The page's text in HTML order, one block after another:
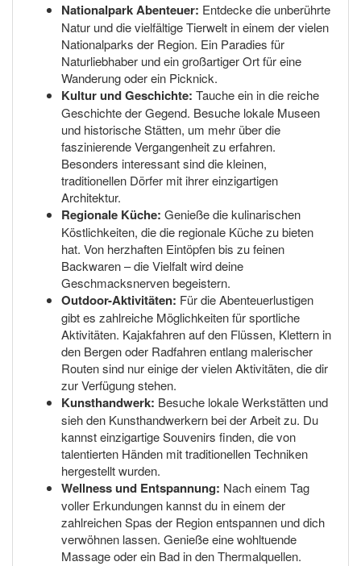
Nationalpark Abenteuer: Entdecke die unberührte
Natur und die vielfältige Tierwelt in einem der vielen
Nationalparks der Region. Ein Paradies für
Naturliebhaber und ein großartiger Ort für eine
Wanderung oder ein Picknick.
Kultur und Geschichte: Tauche ein in die reiche
Geschichte der Gegend. Besuche lokale Museen
und historische Stätten, um mehr über die
faszinierende Vergangenheit zu erfahren.
Besonders interessant sind die kleinen,
traditionellen Dörfer mit ihrer einzigartigen
Architektur.
Regionale Küche: Genieße die kulinarischen
Köstlichkeiten, die die regionale Küche zu bieten
hat. Von herzhaften Eintöpfen bis zu feinen
Backwaren – die Vielfalt wird deine
Geschmacksnerven begeistern.
Outdoor-Aktivitäten: Für die Abenteuerlustigen
gibt es zahlreiche Möglichkeiten für sportliche
Aktivitäten. Kajakfahren auf den Flüssen, Klettern in
den Bergen oder Radfahren entlang malerischer
Routen sind nur einige der vielen Aktivitäten, die dir
zur Verfügung stehen.
Kunsthandwerk: Besuche lokale Werkstätten und
sieh den Kunsthandwerkern bei der Arbeit zu. Du
kannst einzigartige Souvenirs finden, die von
talentierten Händen mit traditionellen Techniken
hergestellt wurden.
Wellness und Entspannung: Nach einem Tag
voller Erkundungen kannst du in einem der
zahlreichen Spas der Region entspannen und dich
verwöhnen lassen. Genieße eine wohltuende
Massage oder ein Bad in den Thermalquellen.